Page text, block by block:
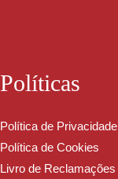
Políticas
Política de Privacidade
Política de Cookies
Livro de Reclamações